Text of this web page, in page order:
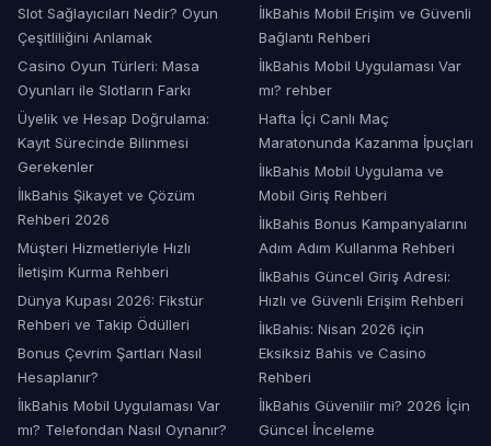
Slot Sağlayıcıları Nedir? Oyun
Çeşitliliğini Anlamak
Casino Oyun Türleri: Masa
Oyunları ile Slotların Farkı
Üyelik ve Hesap Doğrulama:
Kayıt Sürecinde Bilinmesi
Gerekenler
İlkBahis Şikayet ve Çözüm
Rehberi 2026
Müşteri Hizmetleriyle Hızlı
İletişim Kurma Rehberi
Dünya Kupası 2026: Fikstür
Rehberi ve Takip Ödülleri
Bonus Çevrim Şartları Nasıl
Hesaplanır?
İlkBahis Mobil Uygulaması Var
mı? Telefondan Nasıl Oynanır?
İlkBahis Mobil Erişim ve Güvenli
Bağlantı Rehberi
İlkBahis Mobil Uygulaması Var
mı? rehber
Hafta İçi Canlı Maç
Maratonunda Kazanma İpuçları
İlkBahis Mobil Uygulama ve
Mobil Giriş Rehberi
İlkBahis Bonus Kampanyalarını
Adım Adım Kullanma Rehberi
İlkBahis Güncel Giriş Adresi:
Hızlı ve Güvenli Erişim Rehberi
İlkBahis: Nisan 2026 için
Eksiksiz Bahis ve Casino
Rehberi
İlkBahis Güvenilir mi? 2026 İçin
Güncel İnceleme